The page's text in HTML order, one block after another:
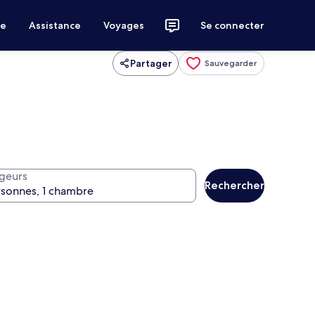
Assistance Voyages Se connecter
Partager Sauvegarder
Rechercher